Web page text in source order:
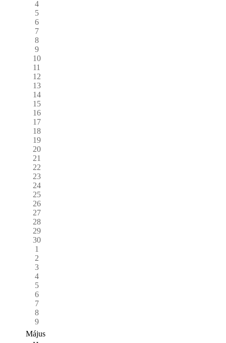
4
5
6
7
8
9
10
11
12
13
14
15
16
17
18
19
20
21
22
23
24
25
26
27
28
29
30
1
2
3
4
5
6
7
8
9
Május